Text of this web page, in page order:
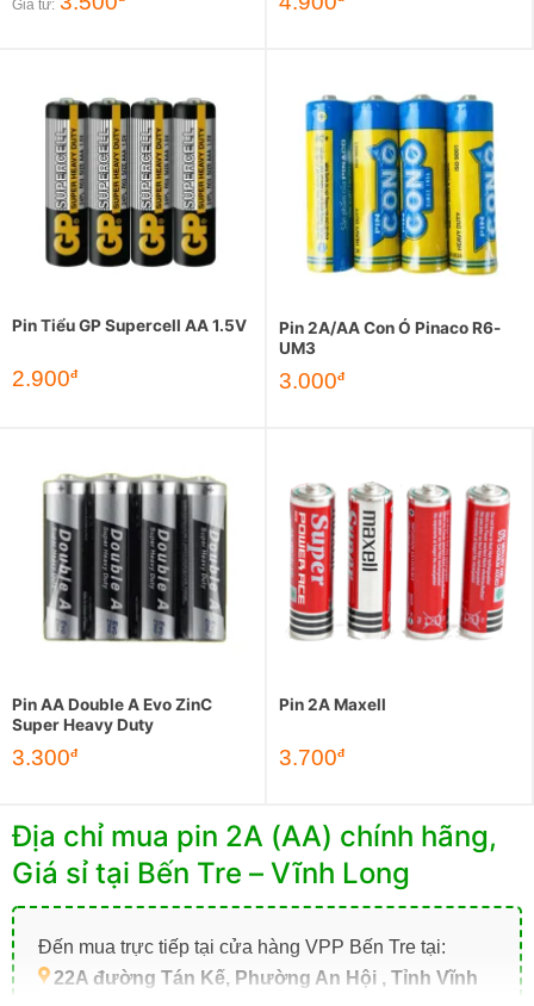
Giá từ:
Pin Tiểu GP Supercell AA 1.5V
2.900đ
Pin 2A/AA Con Ó Pinaco R6-
UM3
3.000đ
Pin AA Double A Evo ZinC
Super Heavy Duty
3.300đ
Pin 2A Maxell
3.700đ
Địa chỉ mua pin 2A (AA) chính hãng,
Giá sỉ tại Bến Tre – Vĩnh Long
Đến mua trực tiếp tại cửa hàng VPP Bến Tre tại:
22A đường Tán Kế, Phường An Hội , Tỉnh Vĩnh